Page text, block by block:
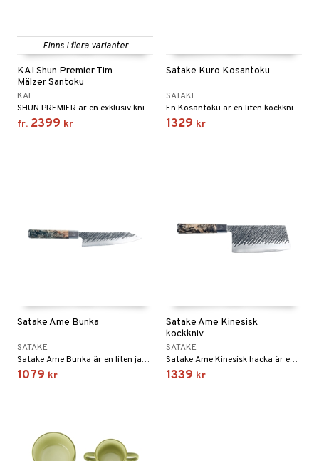
Finns i flera varianter
KAI Shun Premier Tim
Mälzer Santoku
KAI
SHUN PREMIER är en exklusiv knivserie från KAI och ett riktigt hantverk.
fr. 2399 kr
Satake Kuro Kosantoku
SATAKE
En Kosantoku är en liten kockkniv. Ordet Santoku betyder ungefär "tre fördelar" och en santoku används både till grönsaker, fisk och kött.
1329 kr
Satake Ame Bunka
SATAKE
Satake Ame Bunka är en liten japansk kockkniv/allroundkniv med en tydligt snedskuren nos som ger dig en bra och skarp spets för detaljarbetet samtidigt som du har en kniv med relativt hög profil som går att både skära och hacka med.
1079 kr
Satake Ame Kinesisk
kockkniv
SATAKE
Satake Ame Kinesisk hacka är en kockkniv/chopper med jämn hög profil och är mycket användbar till det mesta i köket.
1339 kr